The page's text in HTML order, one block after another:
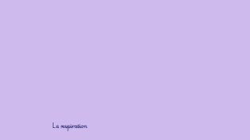
La respiration